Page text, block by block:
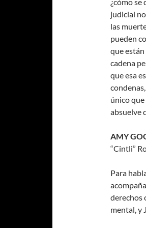
judicial
las
pueden
que
cadena
que esa
único que
absuelve
AMY
“Cintli”
Para
derechos
mental, y